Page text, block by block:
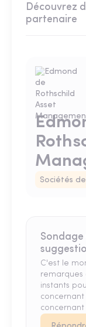
Découvrez
partenaire
Sociétés
Sondage
C'est le
remarques
instants